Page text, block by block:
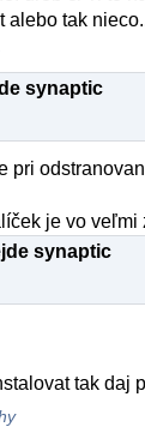
alebo tak
synaptic
pri
je vo
synaptic
tak daj